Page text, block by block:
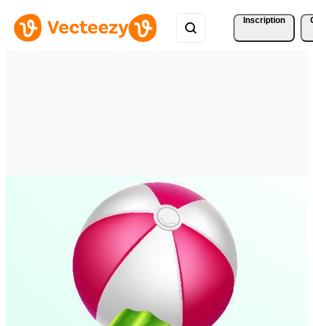
Inscription